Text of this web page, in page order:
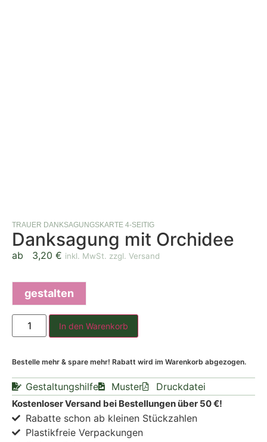
TRAUER DANKSAGUNGSKARTE 4-SEITIG
Danksagung mit Orchidee
ab 3,20 € inkl. MwSt. zzgl. Versand
gestalten
In den Warenkorb
Bestelle mehr & spare mehr! Rabatt wird im Warenkorb abgezogen.
Gestaltungshilfe Muster Druckdatei
Kostenloser Versand bei Bestellungen über 50 €!
Rabatte schon ab kleinen Stückzahlen
Plastikfreie Verpackungen